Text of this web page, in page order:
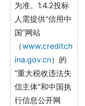
为准。1.4.2投标
人需提供“信用中
国”网站
（www.creditch
ina.gov.cn）的
“重大税收违法失
信主体”和中国执
行信息公开网